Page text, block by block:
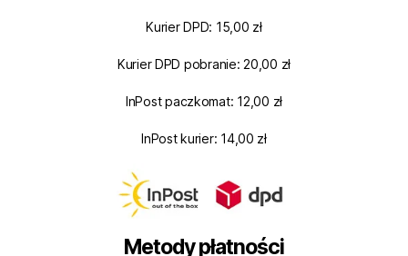
Kurier DPD: 15,00 zł
Kurier DPD pobranie: 20,00 zł
InPost paczkomat: 12,00 zł
InPost kurier: 14,00 zł
Metody płatności